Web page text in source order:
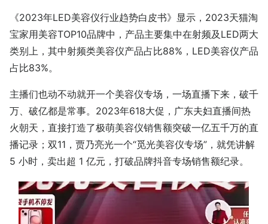
《2023年LED美容仪行业趋势白皮书》显示，2023天猫淘
宝家用美容TOP10品牌中，产品主要集中在射频及LED两大
类别上，其中射频类美容仪产品占比88%，LED美容仪产品
占比83%。
主播们也动不动就开一个美容仪专场，一场直播下来，破千
万、破亿都是常事。2023年618大促，广东夫妇直播间热
火朝天，直接打造了极萌美容仪销售额突破一亿五千万的直
播记录；双11，贾乃亮光一个“觅光美容仪专场”，就凭讲解
5 小时，卖出超 1 亿元，打破品牌抖音专场销售额纪录。